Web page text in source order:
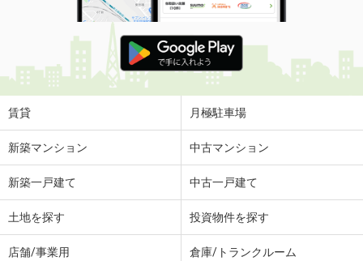
賃貸 月極駐車場
新築マンション 中古マンション
新築一戸建て 中古一戸建て
土地を探す 投資物件を探す
店舗/事業用 倉庫/トランクルーム